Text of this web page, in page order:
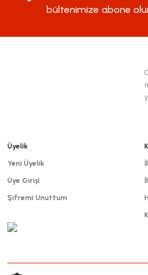
Ürün fiyatı diğer sitelerden daha pahalı.
bültenimize abone
Üyelik
Yeni Üyelik
Üye Girişi
Şifremi Unuttum